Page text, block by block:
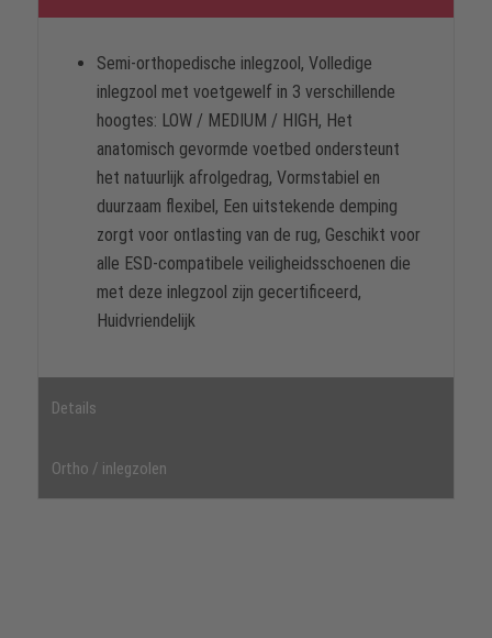
Semi-orthopedische inlegzool, Volledige
inlegzool met voetgewelf in 3 verschillende
hoogtes: LOW / MEDIUM / HIGH, Het
anatomisch gevormde voetbed ondersteunt
het natuurlijk afrolgedrag, Vormstabiel en
duurzaam flexibel, Een uitstekende demping
zorgt voor ontlasting van de rug, Geschikt voor
alle ESD-compatibele veiligheidsschoenen die
met deze inlegzool zijn gecertificeerd,
Huidvriendelijk
Details
Ortho / inlegzolen